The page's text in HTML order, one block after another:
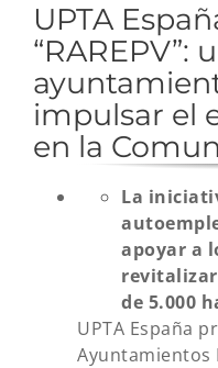
UPTA
“RAREPV”:
impulsar el
en la
La
apoyar a
de 5.000
UPTA España
Ayuntamientos